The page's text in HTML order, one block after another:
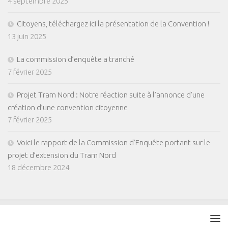
Citoyens, téléchargez ici la présentation de la Convention !
13 juin 2025
La commission d’enquête a tranché
7 février 2025
Projet Tram Nord : Notre réaction suite à l’annonce d’une
création d’une convention citoyenne
7 février 2025
Voici le rapport de la Commission d’Enquête portant sur le
projet d’extension du Tram Nord
18 décembre 2024